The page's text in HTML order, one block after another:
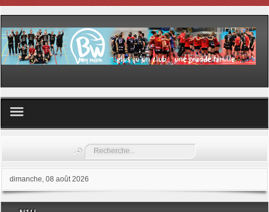
Les samedis du sport
Rechercher
dimanche, 08 août 2026